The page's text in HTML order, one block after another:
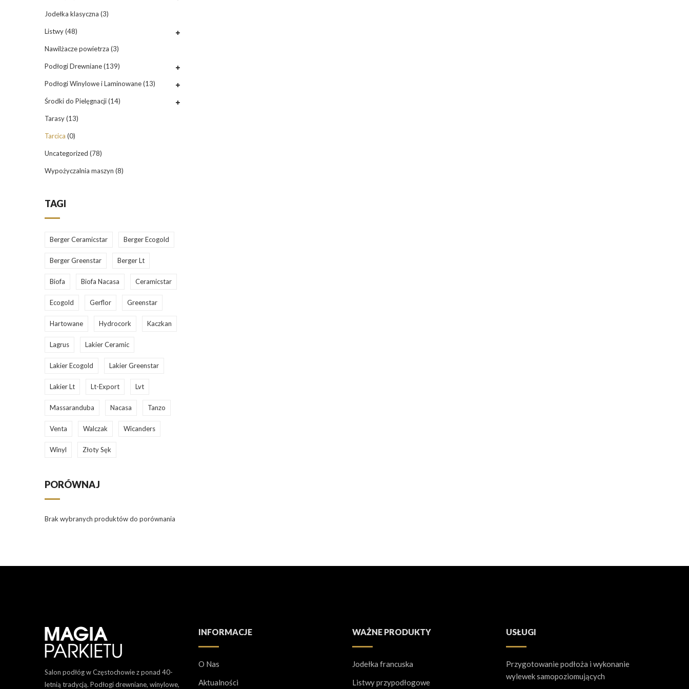
Jodełka klasyczna (3)
Listwy(48)
Nawilżacze powietrza (3)
Podłogi Drewniane(139)
Podłogi Winylowe i Laminowane(13)
Środki do Pielęgnacji(14)
Tarasy(13)
Tarcica (0)
Uncategorized (78)
Wypożyczalnia maszyn (8)
TAGI
Berger Ceramicstar Berger Ecogold
Berger Greenstar Berger Lt
Biofa Biofa Nacasa Ceramicstar
Ecogold Gerflor Greenstar
Hartowane Hydrocork Kaczkan
Lagrus Lakier Ceramic
Lakier Ecogold Lakier Greenstar
Lakier Lt Lt-Export Lvt
Massaranduba Nacasa Tanzo
Venta Walczak Wicanders
Winyl Złoty Sęk
PORÓWNAJ
Brak wybranych produktów do porównania
Salon podłóg w Częstochowie z ponad 40-
letnią tradycją. Podłogi drewniane, winylowe,
INFORMACJE
O Nas
Aktualności
WAŻNE PRODUKTY
Jodełka francuska
Listwy przypodłogowe
USŁUGI
Przygotowanie podłoża i wykonanie
wylewek samopoziomujących